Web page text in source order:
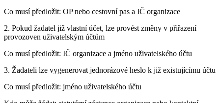
Co musí předložit: OP nebo cestovní pas a IČ organizace
2. Pokud žadatel již vlastní účet, lze provést změny v přiřazení
provozoven uživatelským účtům
Co musí předložit: IČ organizace a jméno uživatelského účtu
3. Žadateli lze vygenerovat jednorázové heslo k již existujícímu účtu
Co musí předložit: jméno uživatelského účtu